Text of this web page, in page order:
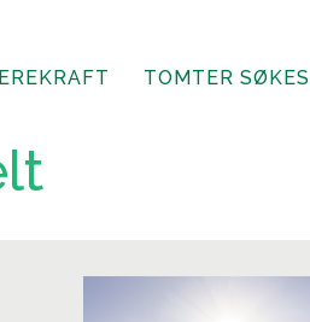
TOMTER SØKES